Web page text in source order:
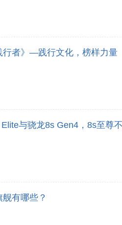
行者》—践行文化，榜样力量
与骁龙8s Gen4，8s至尊
有哪些？